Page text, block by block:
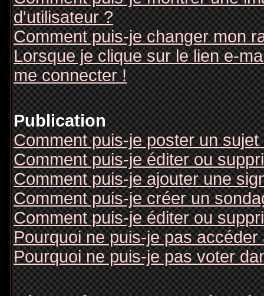
d'utilisateur ?
Comment puis-je changer mon
Lorsque je clique sur le lien e-
me connecter !
Publication
Comment puis-je poster un
Comment puis-je éditer ou
Comment puis-je ajouter une
Comment puis-je créer un
Comment puis-je éditer ou
Pourquoi ne puis-je pas accéder
Pourquoi ne puis-je pas voter